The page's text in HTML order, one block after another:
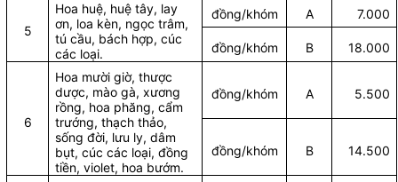
5
Hoa huệ, huệ tây, lay
ơn, loa kèn, ngọc trâm,
tú cầu, bách hợp, cúc
các loại.
đồng/khóm A 7.000
đồng/khóm B 18.000
6
Hoa mười giờ, thược
dược, mào gà, xương
rồng, hoa phăng, cẩm
trướng, thạch thảo,
sống đời, lưu ly, dâm
bụt, cúc các loại, đồng
tiền, violet, hoa bướm.
đồng/khóm A 5.500
đồng/khóm B 14.500